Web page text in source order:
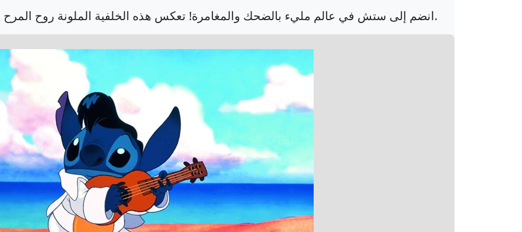
انضم إلى ستش في عالم مليء بالضحك والمغامرة! تعكس هذه الخلفية الملونة روح المرح والحماس لهذا الكائن الفضائي المحبوب.